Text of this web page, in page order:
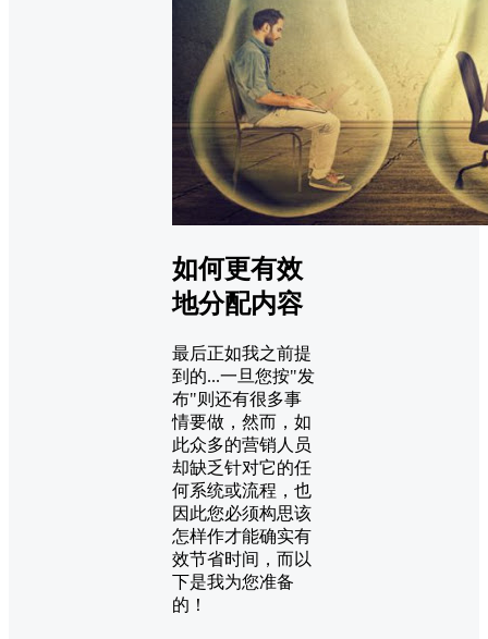
如何更有效
地分配内容
最后正如我之前提
到的...一旦您按"发
布"则还有很多事
情要做，然而，如
此众多的营销人员
却缺乏针对它的任
何系统或流程，也
因此您必须构思该
怎样作才能确实有
效节省时间，而以
下是我为您准备
的！